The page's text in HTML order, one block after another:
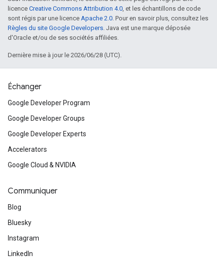
licence Creative Commons Attribution 4.0, et les échantillons de code
sont régis par une licence Apache 2.0. Pour en savoir plus, consultez les
Règles du site Google Developers. Java est une marque déposée
d'Oracle et/ou de ses sociétés affiliées.
Dernière mise à jour le 2026/06/28 (UTC).
Échanger
Google Developer Program
Google Developer Groups
Google Developer Experts
Accelerators
Google Cloud & NVIDIA
Communiquer
Blog
Bluesky
Instagram
LinkedIn